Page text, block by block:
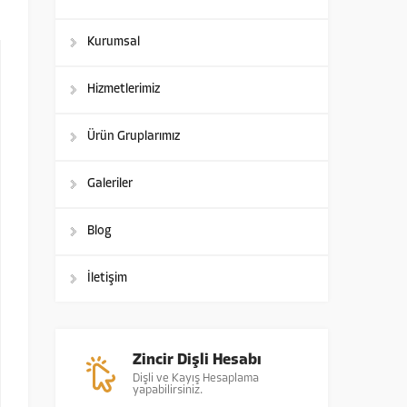
Kurumsal
Hizmetlerimiz
Ürün Gruplarımız
Galeriler
Blog
İletişim
Zincir Dişli Hesabı
Dişli ve Kayış Hesaplama
yapabilirsiniz.